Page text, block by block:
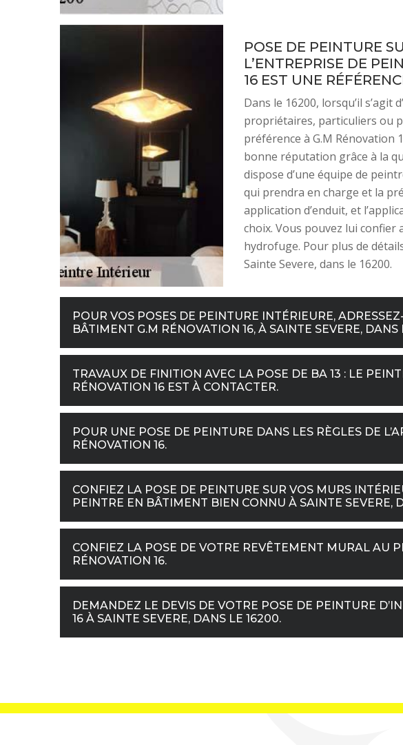
POSE DE PEINTURE
L’ENTREPRISE DE
16 EST UNE
Dans le 16200, lorsqu’il s’agit
propriétaires, particuliers ou
préférence à G.M Rénovation
bonne réputation grâce à la
dispose d’une équipe de
qui prendra en charge et la
application d’enduit, et
choix. Vous pouvez lui confier
hydrofuge. Pour plus de
Sainte Severe, dans le 16200.
POUR VOS POSES DE PEINTURE INTÉRIEURE,
BÂTIMENT G.M RÉNOVATION 16, À SAINTE SEVERE, DANS
TRAVAUX DE FINITION AVEC LA POSE DE BA 13 : LE
RÉNOVATION 16 EST À CONTACTER.
POUR UNE POSE DE PEINTURE DANS LES RÈGLES DE
RÉNOVATION 16.
CONFIEZ LA POSE DE PEINTURE SUR VOS MURS
PEINTRE EN BÂTIMENT BIEN CONNU À SAINTE SEVERE,
CONFIEZ LA POSE DE VOTRE REVÊTEMENT MURAL AU
RÉNOVATION 16.
DEMANDEZ LE DEVIS DE VOTRE POSE DE PEINTURE
16 À SAINTE SEVERE, DANS LE 16200.